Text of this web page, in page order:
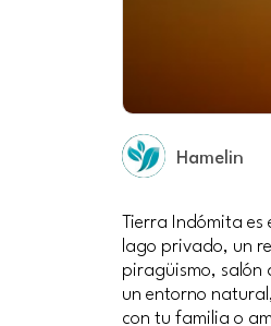
Hamelin
Tierra Indómita
lago privado, un
piragüismo, salón
un entorno
con tu familia o